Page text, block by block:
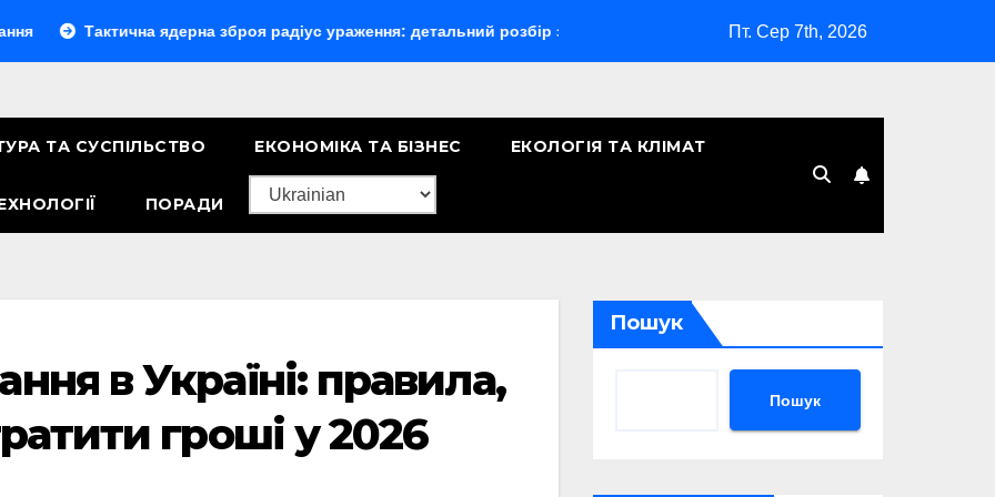
ядерна зброя радіус ураження: детальний розбір зон знищення Ту-160 скільки ракет: повний розбір
Пт. Сер 7th, 2026
ТА СУСПІЛЬСТВО ЕКОНОМІКА ТА БІЗНЕС ЕКОЛОГІЯ ТА КЛІМАТ
ПОРАДИ
в Україні: правила,
гроші у 2026
Пошук
Пошук